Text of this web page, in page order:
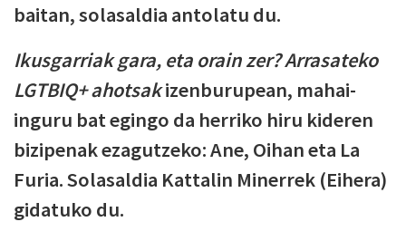
baitan, solasaldia antolatu du.
Ikusgarriak gara, eta orain zer? Arrasateko
LGTBIQ+ ahotsakizenburupean, mahai-
inguru bat egingo da herriko hiru kideren
bizipenak ezagutzeko: Ane, Oihan eta La
Furia. Solasaldia Kattalin Minerrek (Eihera)
gidatuko du.